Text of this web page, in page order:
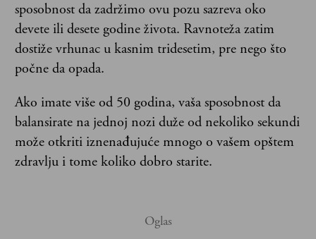
sposobnost da zadržimo ovu pozu sazreva oko
devete ili desete godine života. Ravnoteža zatim
dostiže vrhunac u kasnim tridesetim, pre nego što
počne da opada.
Ako imate više od 50 godina, vaša sposobnost da
balansirate na jednoj nozi duže od nekoliko sekundi
može otkriti iznenađujuće mnogo o vašem opštem
zdravlju i tome koliko dobro starite.